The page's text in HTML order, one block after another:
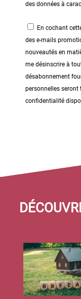
des données à
En cochant
des e-mails
nouveautés en
me désinscrire à
désabonnement
personnelles
confidentialité